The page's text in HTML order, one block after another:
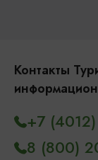
Контакты
+7
8 (800)